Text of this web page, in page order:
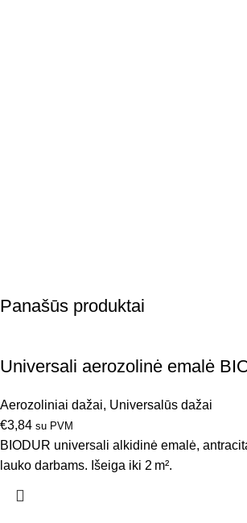
Panašūs produktai
Universali aerozolinė emalė
Aerozoliniai dažai, Universalūs dažai
€3,84 su PVM
BIODUR universali alkidinė emalė,
lauko darbams. Išeiga iki 2 m².